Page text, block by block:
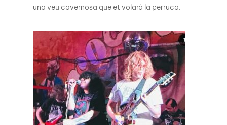
una veu cavernosa que et volarà la perruca.